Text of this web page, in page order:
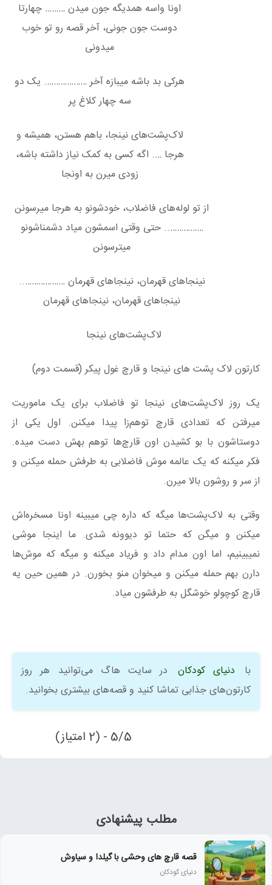
اونا واسه همدیگه جون میدن ……… چهارتا
دوست جون جونی، آخر قصه رو تو خوب
میدونی
هرکی بد باشه میبازه آخر ………………. یک دو
سه چهار کلاغ پر
لاک‌پشت‌های نینجا، باهم هستن، همیشه و
هرجا …. اگه کسی به کمک نیاز داشته باشه،
زودی میرن به اونجا
از تو لوله‌های فاضلاب، خودشونو به هرجا میرسونن
…………….. حتی وقتی اسمشون میاد دشمناشونو
میترسونن
نینجاهای قهرمان، نینجاهای قهرمان ………………..
نینجاهای قهرمان، نینجاهای قهرمان
لاک‌پشت‌های نینجا
کارتون لاک پشت های نینجا و قارچ غول پیکر (قسمت دوم)
یک روز لاک‌پشت‌های نینجا تو فاضلاب برای یک ماموریت
میرفتن که تعدادی قارچ توهم‌زا پیدا میکنن. اول یکی از
دوستاشون با بو کشیدن اون قارچ‌ها توهم بهش دست میده.
فکر میکنه که یک عالمه موش فاضلابی به طرفش حمله میکنن و
از سر و روشون بالا میرن.
وقتی به لاک‌پشت‌ها میگه که داره چی میبینه اونا مسخره‌اش
میکنن و میگن که حتما تو دیوونه شدی. ما اینجا موشی
نمیبینیم، اما اون مدام داد و فریاد میکنه و میگه که موش‌ها
دارن بهم حمله میکنن و میخوان منو بخورن. در همین حین یه
قارچ کوچولو خوشگل به طرفشون میاد.
با دنیای کودکان
در سایت هاگ می‌توانید هر روز
کارتون‌های جذابی تماشا کنید و قصه‌های بیشتری بخوانید.
5/5 - (2 امتیاز)
مطلب پیشنهادی
قصه قارچ های وحشی با گیلدا و سیاوش
دنیای کودکان